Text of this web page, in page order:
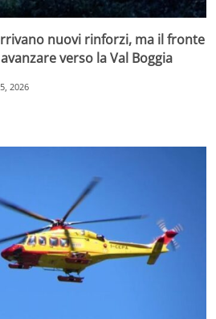
nuovi rinforzi, ma il fronte
verso la Val Boggia
2026